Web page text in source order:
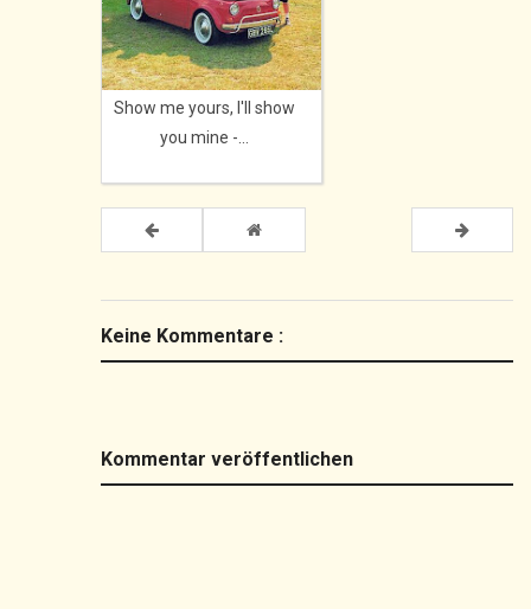
Show me yours, I'll show
you mine -...
Keine Kommentare :
Kommentar veröffentlichen